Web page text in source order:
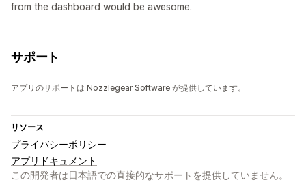
from the dashboard would be awesome.
サポート
アプリのサポートは Nozzlegear Software が提供しています。
リソース
プライバシーポリシー
アプリドキュメント
この開発者は日本語での直接的なサポートを提供していません。